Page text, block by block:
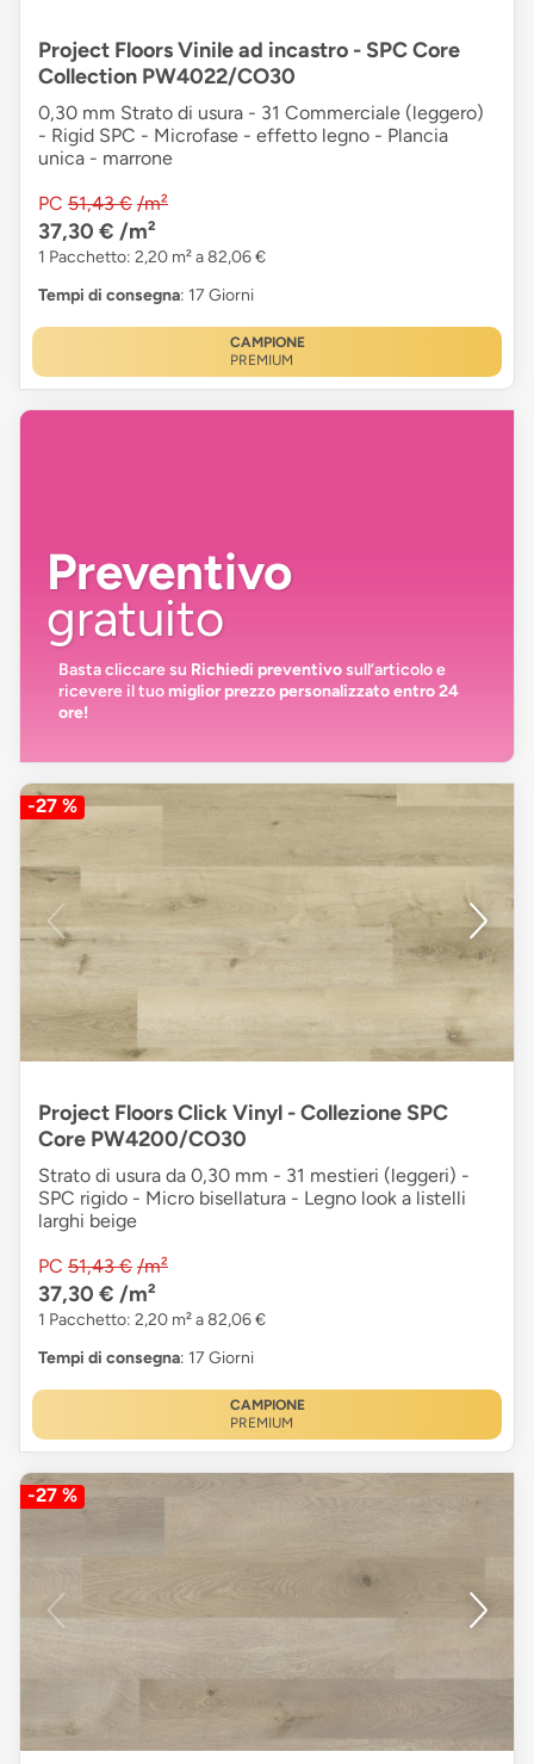
Project Floors Vinile ad incastro - SPC Core
Collection PW4022/CO30
0,30 mm Strato di usura - 31 Commerciale (leggero)
- Rigid SPC - Microfase - effetto legno - Plancia
unica - marrone
PC 51,43 € /m²
37,30 € /m²
1 Pacchetto: 2,20 m² a 82,06 €
Tempi di consegna: 17 Giorni
CAMPIONE
PREMIUM
Preventivo
gratuito
Basta cliccare su Richiedi preventivosull’articolo e
ricevere il tuomiglior prezzo personalizzato entro 24
ore!
-27 %
Project Floors Click Vinyl - Collezione SPC
Core PW4200/CO30
Strato di usura da 0,30 mm - 31 mestieri (leggeri) -
SPC rigido - Micro bisellatura - Legno look a listelli
larghi beige
PC 51,43 € /m²
37,30 € /m²
1 Pacchetto: 2,20 m² a 82,06 €
Tempi di consegna: 17 Giorni
CAMPIONE
PREMIUM
-27 %